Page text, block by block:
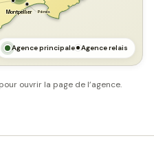
Montpellier Pérols
Agence principale Agence relais
ouvrir la page de l’agence.